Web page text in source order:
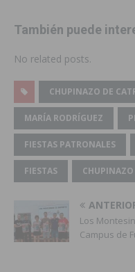
También puede
No related posts.
CHUPINAZO DE
MARÍA RODRÍGUEZ
FIESTAS PATRONALES
FIESTAS CHUPINAZO
Los
Campus de